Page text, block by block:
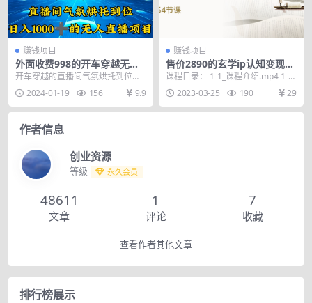
赚钱项目
外面收费998的开车穿越无人
直播玩法简单好入手纯纯就是
捡米
开车穿越的直播间气氛烘托到位，
在线观众基本都是进了直播间都不
想划走 玩法很简单就...
2024-01-19 156 9.9
赚钱项目
售价2890的玄学ip认知变现课
星座塔罗认知 神秘学认知 定
位认知 (34节课)
课程目录： 1-1_课程介绍.mp4 1-2.
课程录制与剪辑.mp4 1-3直播...
2023-03-25 190 29
作者信息
创业资源
等级 永久会员
48611
文章
1
评论
7
收藏
查看作者其他文章
排行榜展示